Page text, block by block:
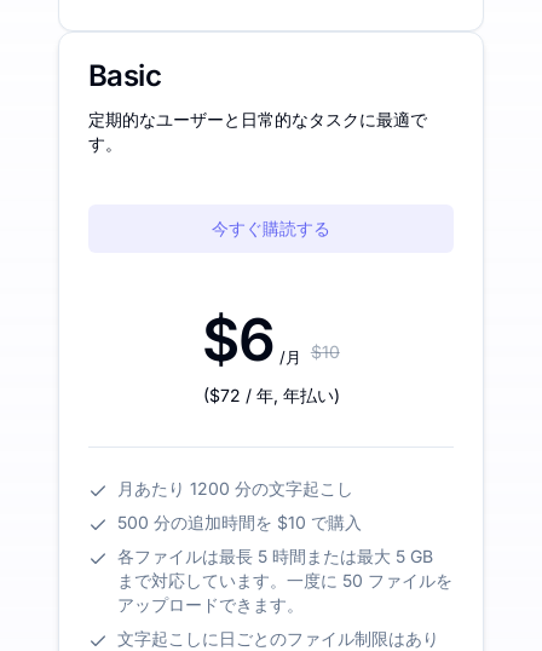
Basic
定期的なユーザーと日常的なタスクに最適で
す。
今すぐ購読する
$6 /月 $10
($72 / 年, 年払い)
月あたり 1200 分の文字起こし
500 分の追加時間を $10 で購入
各ファイルは最長 5 時間または最大 5 GB
まで対応しています。一度に 50 ファイルを
アップロードできます。
文字起こしに日ごとのファイル制限はあり